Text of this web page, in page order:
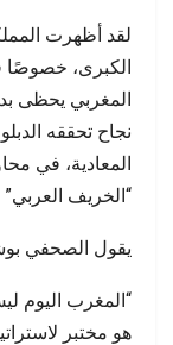
لقد أظهرت
الكبرى،
المغربي يحظى
نجاح تحققه
المعادية، في
“الخريف
يقول الصحفي
“المغرب اليوم
هو مختبر